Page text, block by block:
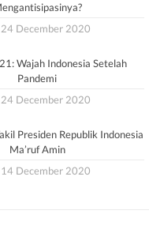
24 December 2020
Wajah Indonesia Setelah
Pandemi
24 December 2020
Presiden Republik Indonesia
Ma’ruf Amin
14 December 2020